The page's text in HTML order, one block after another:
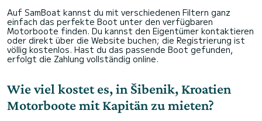
Auf SamBoat kannst du mit verschiedenen Filtern ganz
einfach das perfekte Boot unter den verfügbaren
Motorboote finden. Du kannst den Eigentümer kontaktieren
oder direkt über die Website buchen; die Registrierung ist
völlig kostenlos. Hast du das passende Boot gefunden,
erfolgt die Zahlung vollständig online.
Wie viel kostet es, in Šibenik, Kroatien
Motorboote mit Kapitän zu mieten?